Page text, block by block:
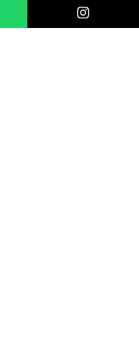
Umgebung,
gesunde